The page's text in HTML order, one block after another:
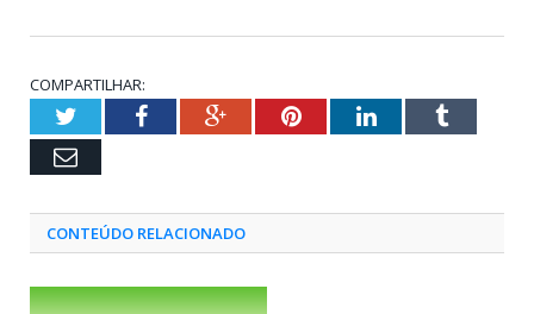
COMPARTILHAR:
TwitterFacebookGoogle+PinterestLinkedInTumblr
Email
CONTEÚDO RELACIONADO